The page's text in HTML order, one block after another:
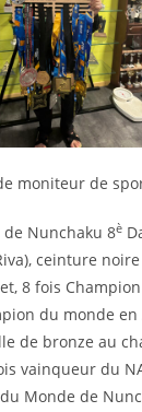
moniteur de
de Nunchaku 8è
ceinture noire
8 fois
du monde
de bronze au
vainqueur du
Monde de